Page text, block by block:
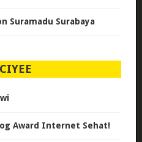
Suramadu Surabaya
Award Internet Sehat!